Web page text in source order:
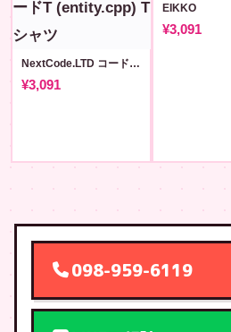
NextCode.LTD コードT (entity.cpp)
¥3,091
EIKKO
¥3,091
098-959-6119